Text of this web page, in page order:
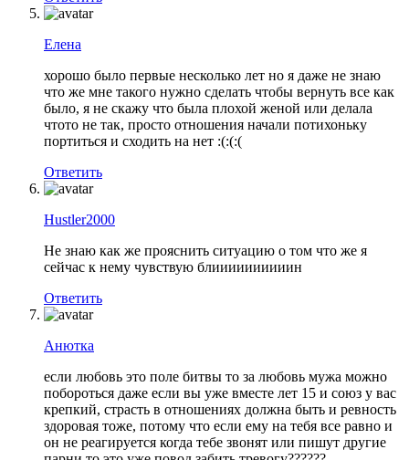
Елена
хорошо было первые несколько лет но я даже не знаю
что же мне такого нужно сделать чтобы вернуть все как
было, я не скажу что была плохой женой или делала
чтото не так, просто отношения начали потихоньку
портиться и сходить на нет :(:(:(
Ответить
Hustler2000
Не знаю как же прояснить ситуацию о том что же я
сейчас к нему чувствую блиииииииииин
Ответить
Анютка
если любовь это поле битвы то за любовь мужа можно
побороться даже если вы уже вместе лет 15 и союз у вас
крепкий, страсть в отношениях должна быть и ревность
здоровая тоже, потому что если ему на тебя все равно и
он не реагируется когда тебе звонят или пишут другие